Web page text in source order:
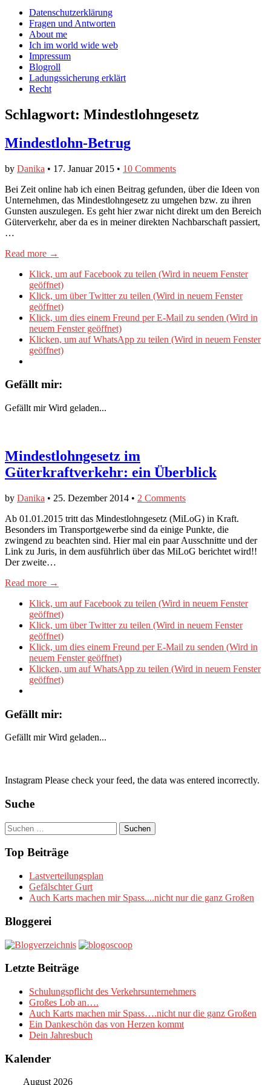
Facebook
anzeigen
Twitter
anzeigen
auf
Instagram
anzeigen
Main
menu
Skip
content
Datenschutzerklärung
Fragen und Antworten
About me
Ich im world wide web
Impressum
Blogroll
Ladungssicherung erklärt
Recht
Schlagwort: Mindestlohngesetz
Mindestlohn-Betrug
by Danika • 17. Januar 2015 • 10 Comments
Bei Zeit online hab ich einen Beitrag gefunden, über die Ideen von
Unternehmen, das Mindestlohngesetz zu umgehen bzw. zu ihren
Gunsten auszulegen. Es geht hier zwar nicht direkt um den Bereich
Güterverkehr, aber da es in meiner direkten Nachbarschaft passiert,
…
Read more →
Klick, um auf Facebook zu teilen (Wird in neuem Fenster
geöffnet)
Klick, um über Twitter zu teilen (Wird in neuem Fenster
geöffnet)
Klick, um dies einem Freund per E-Mail zu senden (Wird in
neuem Fenster geöffnet)
Klicken, um auf WhatsApp zu teilen (Wird in neuem Fenster
geöffnet)
Gefällt mir:
Gefällt mir Wird geladen...
Mindestlohngesetz im
Güterkraftverkehr: ein Überblick
by Danika • 25. Dezember 2014 • 2 Comments
Ab 01.01.2015 tritt das Mindestlohngesetz (MiLoG) in Kraft.
Besonders im Transportgewerbe sind da einige Punkte, die
zwingend zu beachten sind. Hier mal ein paar Ausschnitte und der
Link zu Juris, in dem ausführlich über das MiLoG berichtet wird!!
Der zweite…
Read more →
Klick, um auf Facebook zu teilen (Wird in neuem Fenster
geöffnet)
Klick, um über Twitter zu teilen (Wird in neuem Fenster
geöffnet)
Klick, um dies einem Freund per E-Mail zu senden (Wird in
neuem Fenster geöffnet)
Klicken, um auf WhatsApp zu teilen (Wird in neuem Fenster
geöffnet)
Gefällt mir:
Gefällt mir Wird geladen...
Instagram Please check your feed, the data was entered incorrectly.
Suche
Suchen
nach:
Top Beiträge
Lastverteilungsplan
Gefälschter Gurt
Auch Karts machen mir Spass....nicht nur die ganz Großen
Bloggerei
Letzte Beiträge
Schulungspflicht des Verkehrsunternehmers
Großes Lob an….
Auch Karts machen mir Spass….nicht nur die ganz Großen
Ein Dankeschön das von Herzen kommt
Dein Jahresbuch
Kalender
August 2026